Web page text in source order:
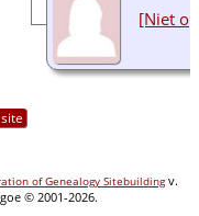
[Niet
of Genealogy Sitebuildingv.
© 2001-2026.